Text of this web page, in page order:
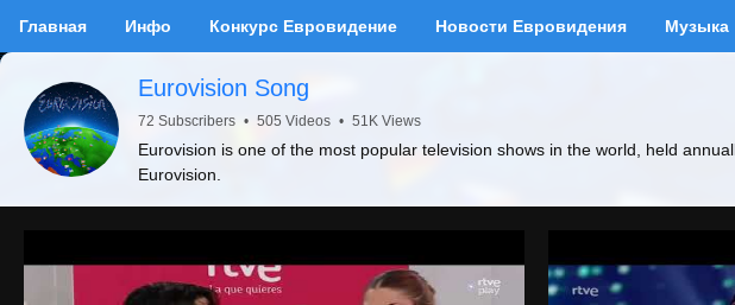
Главная Инфо Конкурс Евровидение Новости Евровидения Музыка
Eurovision Song
72 Subscribers • 505 Videos • 51K Views
Eurovision is one of the most popular television shows in the world, held
Eurovision.